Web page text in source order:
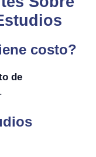
costo?
de